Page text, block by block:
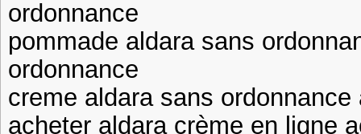
ordonnance
pommade aldara sans
ordonnance
creme aldara sans
acheter aldara crème en ligne